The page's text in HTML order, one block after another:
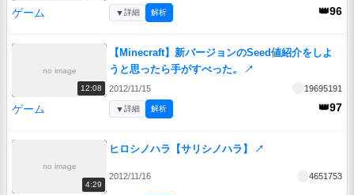
ゲーム 👑96
▼詳細 解析
no image
12:08
【Minecraft】新バージョンのSeed値紹介をしよ
うと思ったら手がすべった。
↗
2012/11/15 19695191
ゲーム 👑97
▼詳細 解析
no image
4:29
ヒロシノハラ【サリシノハラ】 ↗
2012/11/16 4651753